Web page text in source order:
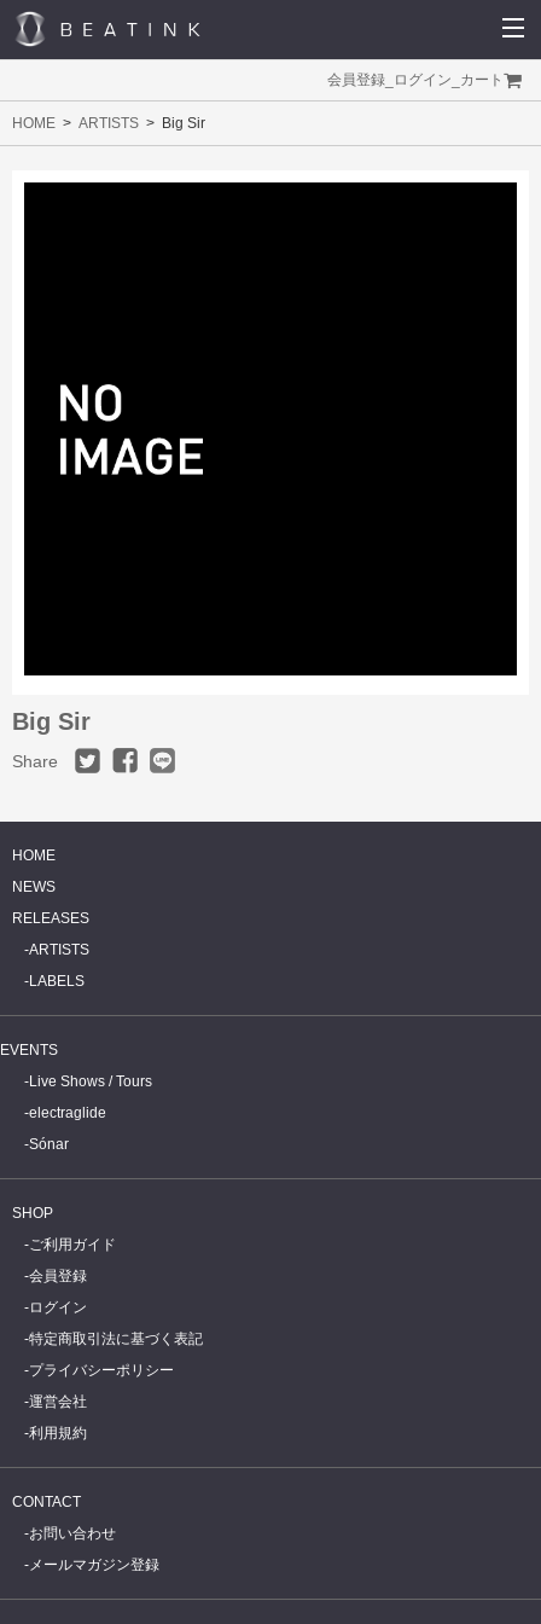
会員登録 ログイン カート
HOME ARTISTS Big Sir
Big Sir
Share
HOME
NEWS
RELEASES
ARTISTS
LABELS
EVENTS
Live Shows / Tours
electraglide
Sónar
SHOP
ご利用ガイド
会員登録
ログイン
特定商取引法に基づく表記
プライバシーポリシー
運営会社
利用規約
CONTACT
お問い合わせ
メールマガジン登録